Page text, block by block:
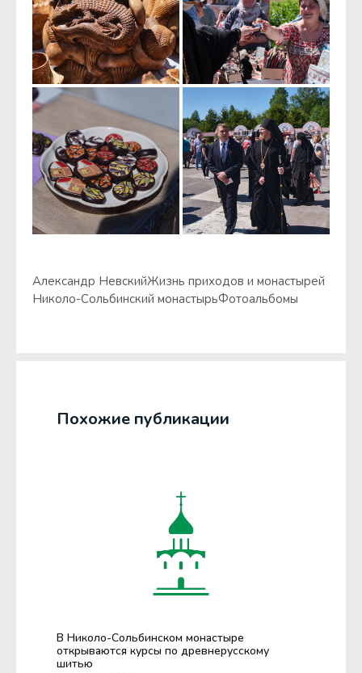
Александр НевскийЖизнь приходов и монастырей
Николо-Сольбинский монастырьФотоальбомы
Похожие публикации
В Николо-Сольбинском монастыре
открываются курсы по древнерусскому
шитью